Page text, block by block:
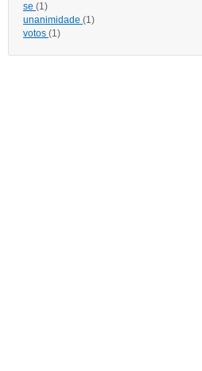
se (1)
unanimidade (1)
votos (1)